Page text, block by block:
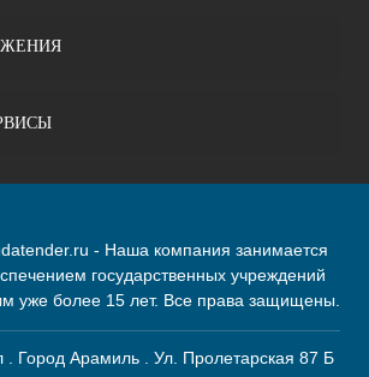
- Наша компания занимается
государственных учреждений
уже более 15 лет. Все права защищены.
. Город Арамиль . Ул. Пролетарская 87 Б